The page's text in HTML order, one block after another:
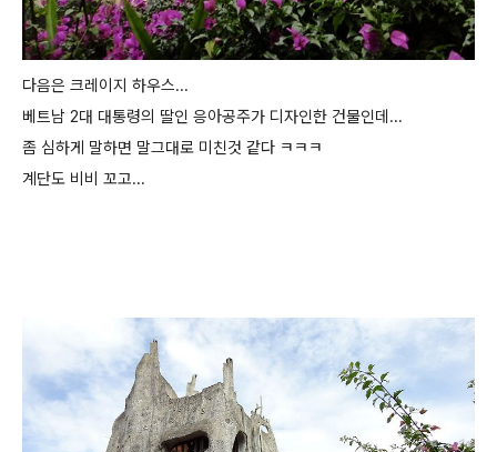
다음은 크레이지 하우스...
베트남 2대 대통령의 딸인 응아공주가 디자인한 건물인데...
좀 심하게 말하면 말그대로 미친것 같다 ㅋㅋㅋ
계단도 비비 꼬고...